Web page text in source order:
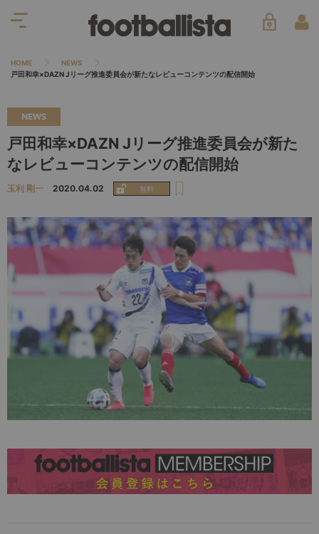
HOME
NEWS
戸田和幸×DAZN Jリーグ推進委員会が新たなレビューコンテンツの配信開始
NEWS
戸田和幸×DAZN Jリーグ推進委員会が新た
なレビューコンテンツの配信開始
玉利 剛一 2020.04.02